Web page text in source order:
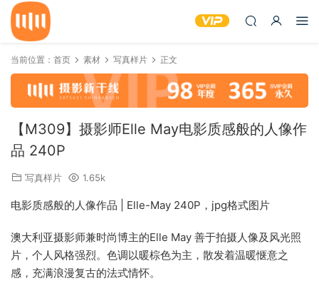
当前位置： 首页 素材 写真样片 正文
【M309】摄影师Elle May电影质感般的人像作
品 240P
写真样片 1.65k
电影质感般的人像作品 | Elle-May 240P，jpg格式图片
澳大利亚摄影师兼时尚博主的Elle May 善于拍摄人像及风光照
片，个人风格强烈。色调以暖棕色为主，散发着温暖惬意之
感，充满浪漫复古的法式情怀。